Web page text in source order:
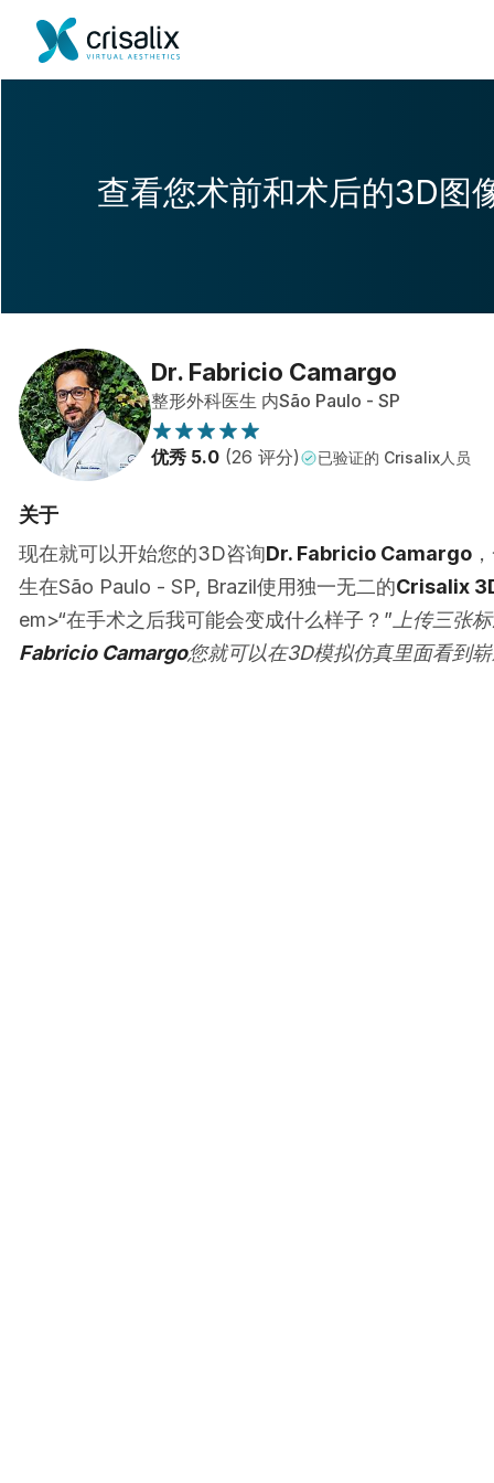
查看您术前和术后的3D图
Dr. Fabricio Camargo
整形外科医生 内São Paulo - SP
优秀 5.0 (26 评分) 已验证的 Crisalix人员
关于
现在就可以开始您的3D咨询Dr. Fabricio Camargo
生在São Paulo - SP, Brazil使用独一无二的Crisalix
em>“在手术之后我可能会变成什么样子？” 上传三张
Fabricio Camargo您就可以在3D模拟仿真里面看到